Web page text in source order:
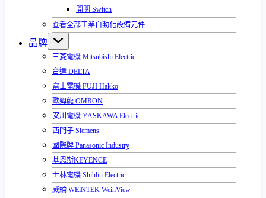
開關 Switch
查看全部工業自動化設備元件
品牌
三菱電機 Mitsubishi Electric
台達 DELTA
富士電機 FUJI Hakko
歐姆龍 OMRON
安川電機 YASKAWA Electric
西門子 Siemens
國際牌 Panasonic Industry
基恩斯KEYENCE
士林電機 Shihlin Electric
威綸 WEiNTEK WeinView